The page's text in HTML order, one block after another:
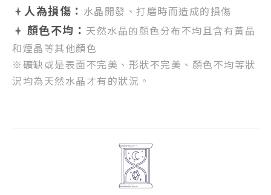
人為損傷： 水晶開發、打磨時而造成的損傷
顏色不均： 天然水晶的顏色分布不均且含有黃晶
和煙晶等其他顏色
※礦缺或是表面不完美、形狀不完美、顏色不均等狀
況均為天然水晶才有的狀況。